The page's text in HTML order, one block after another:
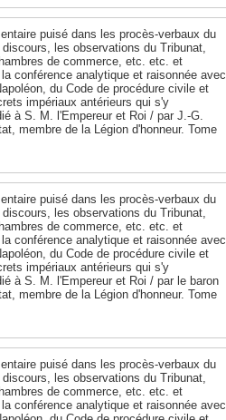
puisé dans les procès-verbaux du
les observations du Tribunat,
de commerce, etc. etc. et
conférence analytique et raisonnée avec
du Code de procédure civile et
impériaux antérieurs qui s'y
à S. M. l'Empereur et Roi / par J.-G.
membre de la Légion d'honneur. Tome
puisé dans les procès-verbaux du
les observations du Tribunat,
de commerce, etc. etc. et
conférence analytique et raisonnée avec
du Code de procédure civile et
impériaux antérieurs qui s'y
à S. M. l'Empereur et Roi / par le baron
membre de la Légion d'honneur. Tome
puisé dans les procès-verbaux du
les observations du Tribunat,
de commerce, etc. etc. et
conférence analytique et raisonnée avec